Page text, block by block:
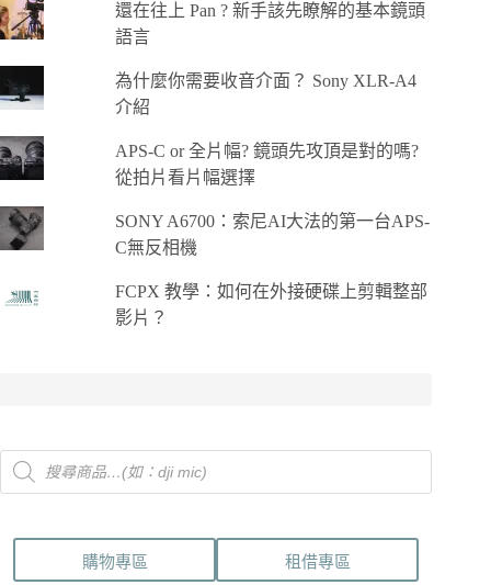
還在往上 Pan ? 新手該先瞭解的基本鏡頭
語言
為什麼你需要收音介面？ Sony XLR-A4
介紹
APS-C or 全片幅? 鏡頭先攻頂是對的嗎?
從拍片看片幅選擇
SONY A6700：索尼AI大法的第一台APS-
C無反相機
FCPX 教學：如何在外接硬碟上剪輯整部
影片？
Products
search
購物專區 租借專區